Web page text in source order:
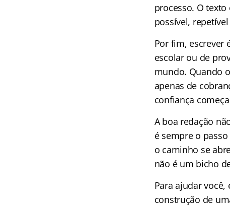
processo. O
possível,
Por fim, escrever
escolar ou de
mundo. Quando
apenas de
confiança
A boa redação
é sempre o
o caminho se
não é um bicho
Para ajudar
construção de